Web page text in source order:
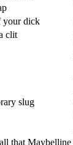
your dick
clit
slug
that Maybelline